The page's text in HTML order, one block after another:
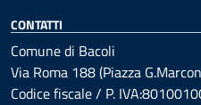
CONTATTI
Comune di Bacoli
Via Roma 188 (Piazza
Codice fiscale / P.